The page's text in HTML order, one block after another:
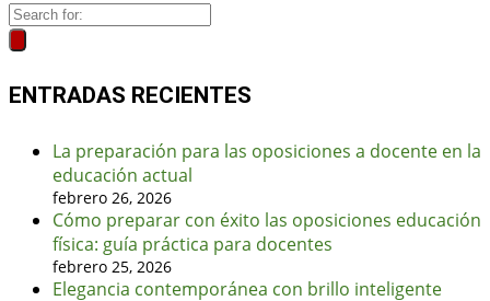
ENTRADAS RECIENTES
La preparación para las oposiciones a docente en la
educación actual
febrero 26, 2026
Cómo preparar con éxito las oposiciones educación
física: guía práctica para docentes
febrero 25, 2026
Elegancia contemporánea con brillo inteligente